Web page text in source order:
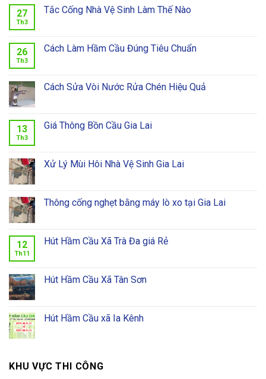
27
Th3
Tắc Cống Nhà Vệ Sinh Làm Thế Nào
26
Th3
Cách Làm Hầm Cầu Đúng Tiêu Chuẩn
Cách Sửa Vòi Nước Rửa Chén Hiệu Quả
13
Th3
Giá Thông Bồn Cầu Gia Lai
Xử Lý Mùi Hôi Nhà Vệ Sinh Gia Lai
Thông cống nghẹt bằng máy lò xo tại Gia Lai
12
Th11
Hút Hầm Cầu Xã Trà Đa giá Rẻ
Hút Hầm Cầu Xã Tân Sơn
Hút Hầm Cầu xã Ia Kênh
KHU VỰC THI CÔNG